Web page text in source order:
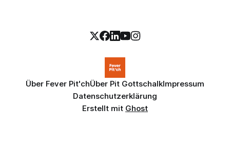
Über Fever Pit'chÜber Pit GottschalkImpressum
Datenschutzerklärung
Erstellt mit Ghost